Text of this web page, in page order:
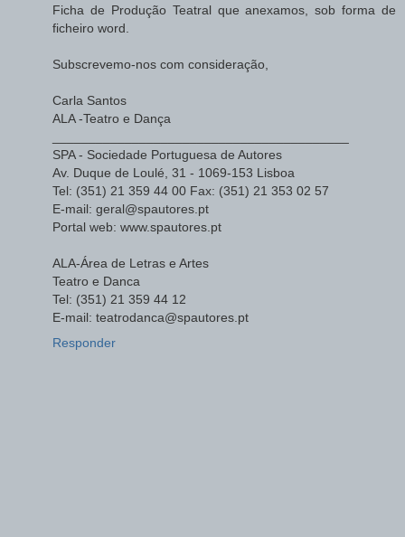
Ficha de Produção Teatral que anexamos, sob forma de
ficheiro word.
Subscrevemo-nos com consideração,
Carla Santos
ALA -Teatro e Dança
SPA - Sociedade Portuguesa de Autores
Av. Duque de Loulé, 31 - 1069-153 Lisboa
Tel: (351) 21 359 44 00 Fax: (351) 21 353 02 57
E-mail: geral@spautores.pt
Portal web: www.spautores.pt
ALA-Área de Letras e Artes
Teatro e Danca
Tel: (351) 21 359 44 12
E-mail: teatrodanca@spautores.pt
Responder